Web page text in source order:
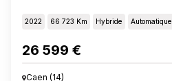
2022 66 723 Km Hybride Automatique
26 599 €
Caen (14)